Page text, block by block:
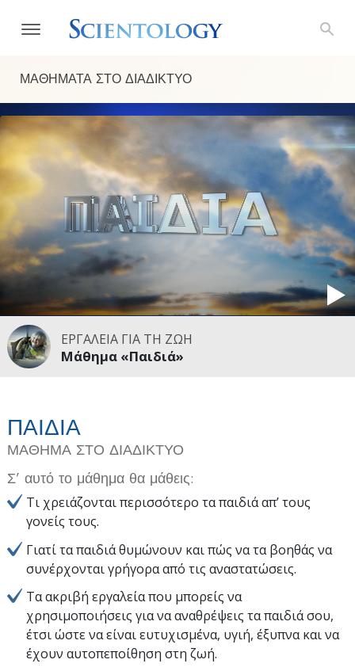
ΜΑΘΗΜΑΤΑ ΣΤΟ ΔΙΑΔΙΚΤΥΟ
ΕΡΓΑΛΕΙΑ ΓΙΑ ΤΗ ΖΩΗ
Μάθημα «Παιδιά»
ΠΑΙΔΙΑ
ΜΑΘΗΜΑ ΣΤΟ ΔΙΑΔΙΚΤΥΟ
Σ’ αυτό το μάθημα θα μάθεις:
Τι χρειάζονται περισσότερο τα παιδιά απ’ τους
γονείς τους.
Γιατί τα παιδιά θυμώνουν και πώς να τα βοηθάς να
συνέρχονται γρήγορα από τις αναστατώσεις.
Τα ακριβή εργαλεία που μπορείς να
χρησιμοποιήσεις για να αναθρέψεις τα παιδιά σου,
έτσι ώστε να είναι ευτυχισμένα, υγιή, έξυπνα και να
έχουν αυτοπεποίθηση στη ζωή.